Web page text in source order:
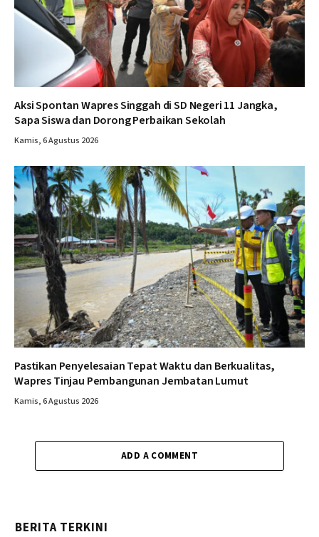
Aksi Spontan Wapres Singgah di SD Negeri 11 Jangka,
Sapa Siswa dan Dorong Perbaikan Sekolah
Kamis, 6 Agustus 2026
Pastikan Penyelesaian Tepat Waktu dan Berkualitas,
Wapres Tinjau Pembangunan Jembatan Lumut
Kamis, 6 Agustus 2026
ADD A COMMENT
BERITA TERKINI